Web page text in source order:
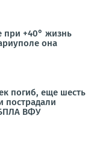
при +40° жизнь
она
погиб, еще шесть
пострадали
ВФУ